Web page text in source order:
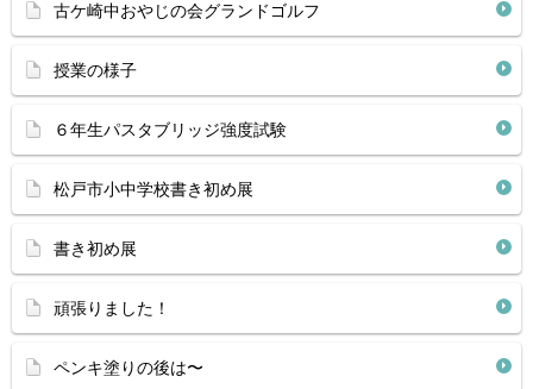
古ケ崎中おやじの会グランドゴルフ
授業の様子
６年生パスタブリッジ強度試験
松戸市小中学校書き初め展
書き初め展
頑張りました！
ペンキ塗りの後は〜